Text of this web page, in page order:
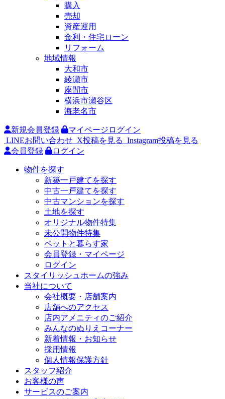
購入
売却
資産運用
金利・住宅ローン
リフォーム
地域情報
大和市
綾瀬市
座間市
横浜市瀬谷区
海老名市
新規会員登録
マイページログイン
LINEお問い合わせ X投稿を見る Instagram投稿を見る
会員登録
ログイン
物件を探す
新築一戸建てを探す
中古一戸建てを探す
中古マンションを探す
土地を探す
オリジナル物件特集
未公開物件特集
ペットと暮らす家
会員登録・マイページ
ログイン
スタイリッシュホームの強み
当社について
会社概要・店舗案内
店舗へのアクセス
店内アメニティのご紹介
みんなのぬりえコーナー
新着情報・お知らせ
採用情報
個人情報保護方針
スタッフ紹介
お客様の声
サービスのご案内